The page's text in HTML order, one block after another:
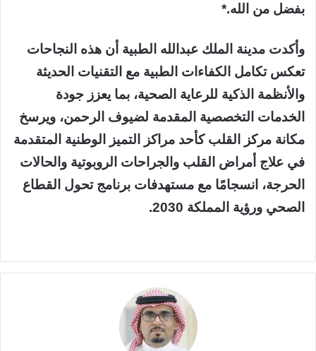
بفضل من الله.*
وأكدت مدينة الملك عبدالله الطبية أن هذه النجاحات
تعكس تكامل الكفاءات الطبية مع التقنيات الحديثة
والأنظمة الذكية للرعاية الصحية، بما يعزز جودة
الخدمات التخصصية المقدمة لضيوف الرحمن، ويرسخ
مكانة مركز القلب كأحد مراكز التميز الوطنية المتقدمة
في علاج أمراض القلب والجراحات الروبوتية والحالات
الحرجة، انسجامًا مع مستهدفات برنامج تحول القطاع
الصحي ورؤية المملكة 2030.